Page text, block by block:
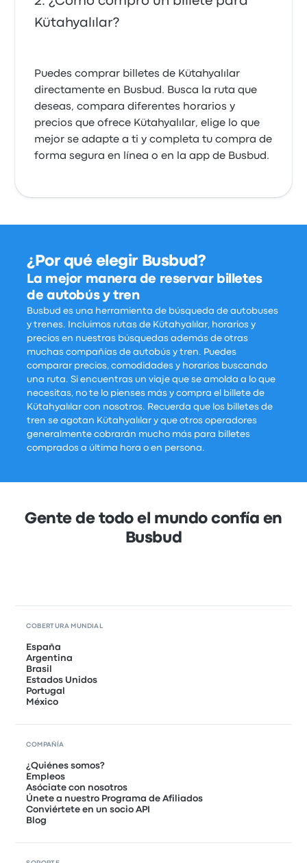
Kütahyalılar?
Puedes comprar billetes de Kütahyalılar
directamente en Busbud. Busca la ruta que
deseas, compara diferentes horarios y
precios que ofrece Kütahyalılar, elige lo que
mejor se adapte a ti y completa tu compra de
forma segura en línea o en la app de Busbud.
¿Por qué elegir Busbud?
La mejor manera de reservar billetes
de autobús y tren
Busbud es una herramienta de búsqueda de autobuses
y trenes. Incluimos rutas de Kütahyalılar, horarios y
precios en nuestras búsquedas además de otras
muchas compañías de autobús y tren. Puedes
comparar precios, comodidades y horarios buscando
una ruta. Si encuentras un viaje que se amolda a lo que
necesitas, no te lo pienses más y compra el billete de
Kütahyalılar con nosotros. Recuerda que los billetes de
tren se agotan Kütahyalılar y que otros operadores
generalmente cobrarán mucho más para billetes
comprados a última hora o en persona.
Gente de todo el mundo confía en
Busbud
COBERTURA MUNDIAL
España
Argentina
Brasil
Estados Unidos
Portugal
México
COMPAÑÍA
¿Quiénes somos?
Empleos
Asóciate con nosotros
Únete a nuestro Programa de Afiliados
Conviértete en un socio API
Blog